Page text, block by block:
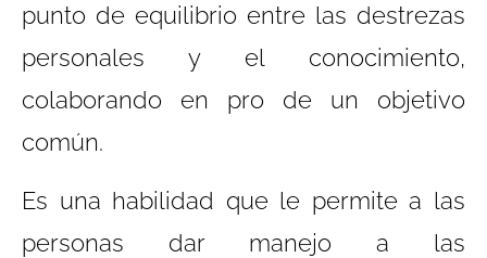
punto de equilibrio entre las destrezas
personales y el conocimiento,
colaborando en pro de un objetivo
común.
Es una habilidad que le permite a las
personas dar manejo a las